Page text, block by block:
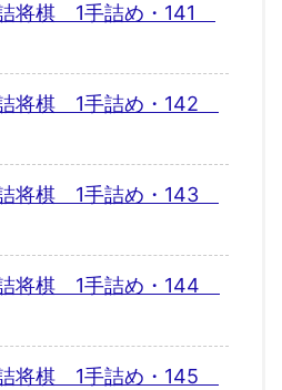
将棋 1手詰め・141
将棋 1手詰め・142
将棋 1手詰め・143
将棋 1手詰め・144
将棋 1手詰め・145